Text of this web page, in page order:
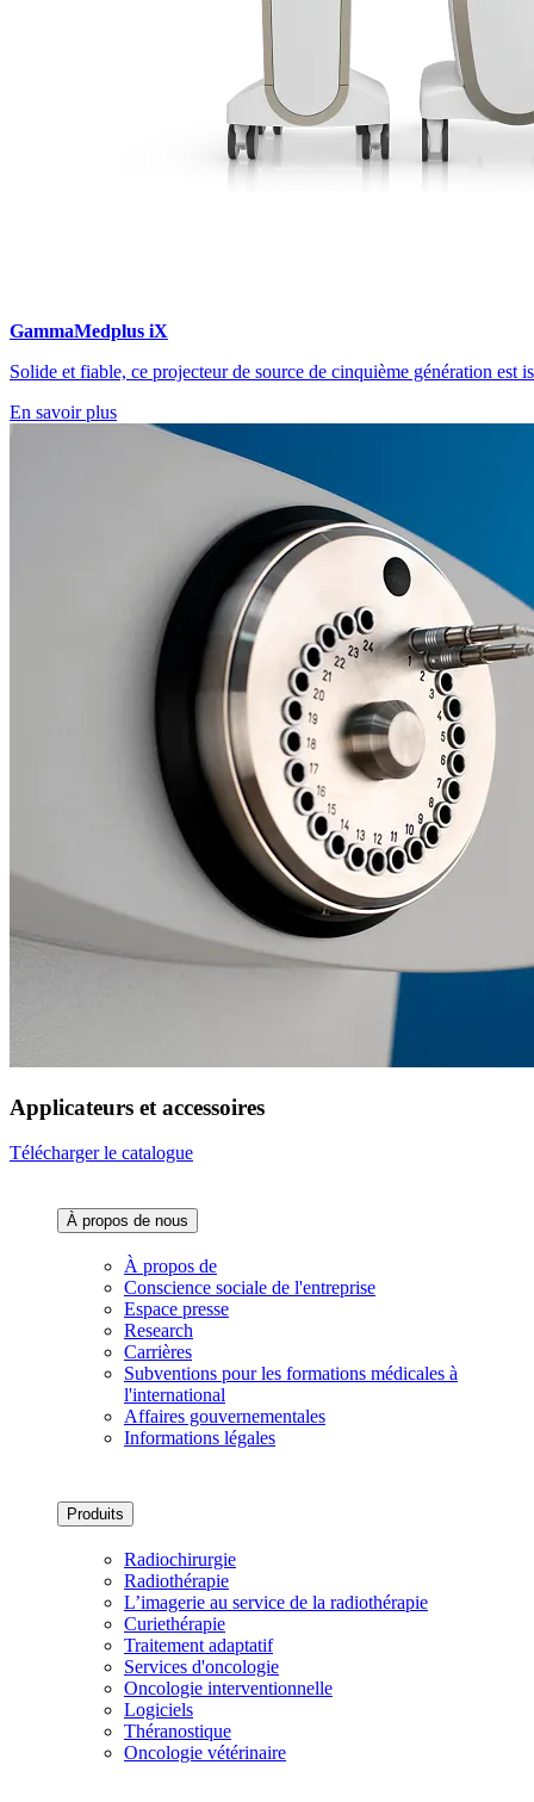
GammaMedplus iX
Solide et fiable, ce projecteur de source de cinquième génération est
En savoir plus
Applicateurs et accessoires
Télécharger le catalogue
À propos de nous‌
À propos de
Conscience sociale de l'entreprise
Espace presse
Research
Carrières
Subventions pour les formations médicales à
l'international
Affaires gouvernementales
Informations légales
Produits
Radiochirurgie
Radiothérapie
L’imagerie au service de la radiothérapie
Curiethérapie
Traitement adaptatif
Services d'oncologie
Oncologie interventionnelle
Logiciels
Théranostique
Oncologie vétérinaire